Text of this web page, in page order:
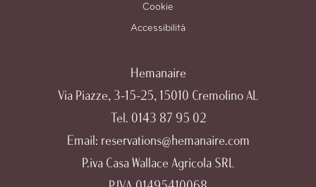
Cookie
Accessibilità
Hemanaire
Via Piazze, 3-15-25, 15010 Cremolino AL
Tel. 0143 87 95 02
Email: reservations@hemanaire.com
P.iva Casa Wallace Agricola SRL